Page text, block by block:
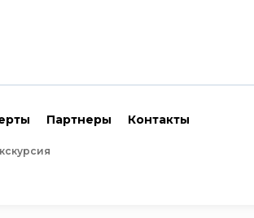
Партнеры Контакты